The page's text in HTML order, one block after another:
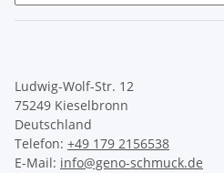
Ludwig-Wolf-Str. 12
75249 Kieselbronn
Deutschland
Telefon: +49 179 2156538
E-Mail: info@geno-schmuck.de